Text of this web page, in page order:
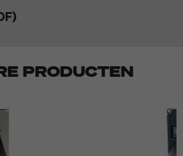
PRODUCTEN